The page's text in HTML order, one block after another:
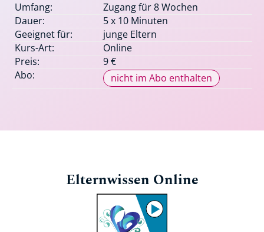
Umfang:
Zugang für 8 Wochen
Dauer:
5 x 10 Minuten
Geeignet für:
junge Eltern
Kurs-Art:
Online
Preis:
9 €
Abo:
nicht im Abo enthalten
Elternwissen Online